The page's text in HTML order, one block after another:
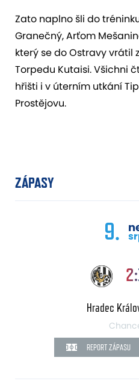
Zato naplno šli do
Granečný, Arťom
který se do Ostravy vrátil
Torpedu Kutaisi. Všichni
hřišti i v úterním utkání
Prostějovu.
ZÁPASY
9.
Hradec
REPORT ZÁPASU